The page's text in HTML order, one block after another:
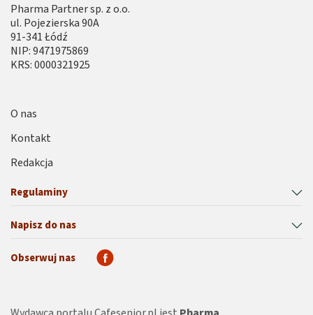
Pharma Partner sp. z o.o.
ul. Pojezierska 90A
91-341 Łódź
NIP: 9471975869
KRS: 0000321925
Regulaminy
Napisz do nas
O nas
Kontakt
Redakcja
Obserwuj nas